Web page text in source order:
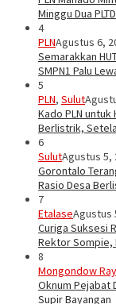
Minggu Dua
4
PLNAgustus 6,
Semarakkan
SMPN1 Palu
5
PLN, Sulut
Kado PLN untuk
Berlistrik,
6
SulutAgustus 5,
Gorontalo
Rasio Desa
7
EtalaseAgustus
Curiga Suksesi
Rektor Sompie,
8
Mongondow
Oknum Pejabat
Supir Bayangan